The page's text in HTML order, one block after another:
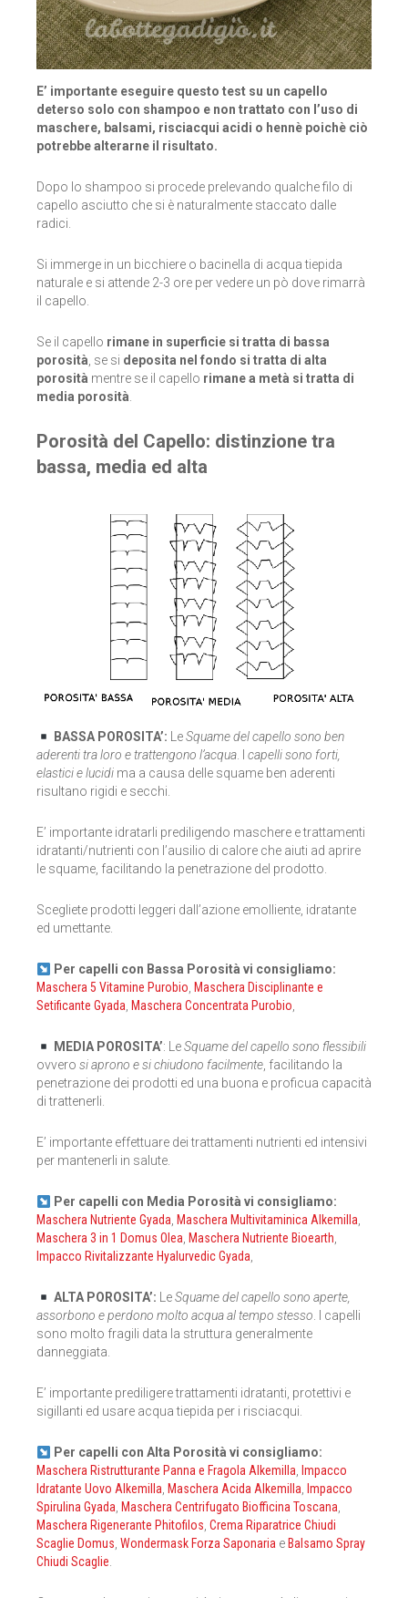
LE ERBE DI JANAS
LE FATE BIO
NEVE COSMETICS
PHITOFILOS
PUROBIO COSMETICS
SABADÌ
TANGLE TEEZER
TEK ITALY
VILLA LODOLA
E’ importante eseguire questo test su un capello
deterso solo con shampoo e non trattato con l’uso di
maschere, balsami, risciacqui acidi o hennè poichè ciò
potrebbe alterarne il risultato.
Dopo lo shampoo si procede prelevando qualche filo di
capello asciutto che si è naturalmente staccato dalle
radici.
Si immerge in un bicchiere o bacinella di acqua tiepida
naturale e si attende 2-3 ore per vedere un pò dove rimarrà
il capello.
Se il capello rimane in superficie si tratta di bassa
porosità, se si deposita nel fondo si tratta di alta
porosità mentre se il capello rimane a metà si tratta di
media porosità.
Porosità del Capello: distinzione tra
bassa, media ed alta
BASSA POROSITA’: LeSquame del capello sono ben
aderenti tra loro e trattengono l’acqua. I capelli sono forti,
elastici e lucidi ma a causa delle squame ben aderenti
risultano rigidi e secchi.
E’ importante idratarli prediligendo maschere e trattamenti
idratanti/nutrienti con l’ausilio di calore che aiuti ad aprire
le squame, facilitando la penetrazione del prodotto.
Scegliete prodotti leggeri dall’azione emolliente, idratante
ed umettante.
Per capelli con Bassa Porosità vi consigliamo:
Maschera 5 Vitamine Purobio, Maschera Disciplinante e
Setificante Gyada, Maschera Concentrata Purobio,
MEDIA POROSITA’: LeSquame del capello sono flessibili
ovvero si aprono e si chiudono facilmente, facilitando la
penetrazione dei prodotti ed una buona e proficua capacità
di trattenerli.
E’ importante effettuare dei trattamenti nutrienti ed intensivi
per mantenerli in salute.
Per capelli con Media Porosità vi consigliamo:
Maschera Nutriente Gyada, Maschera Multivitaminica Alkemilla,
Maschera 3 in 1 Domus Olea, Maschera Nutriente Bioearth,
Impacco Rivitalizzante Hyalurvedic Gyada,
ALTA POROSITA’: LeSquame del capello sono aperte,
assorbono e perdono molto acqua al tempo stesso. I capelli
sono molto fragili data la struttura generalmente
danneggiata.
E’ importante prediligere trattamenti idratanti, protettivi e
sigillanti ed usare acqua tiepida per i risciacqui.
Per capelli con Alta Porosità vi consigliamo:
Maschera Ristrutturante Panna e Fragola Alkemilla, Impacco
Idratante Uovo Alkemilla, Maschera Acida Alkemilla, Impacco
Spirulina Gyada, Maschera Centrifugato Biofficina Toscana,
Maschera Rigenerante Phitofilos, Crema Riparatrice Chiudi
Scaglie Domus, Wondermask Forza Saponaria e Balsamo Spray
Chiudi Scaglie.